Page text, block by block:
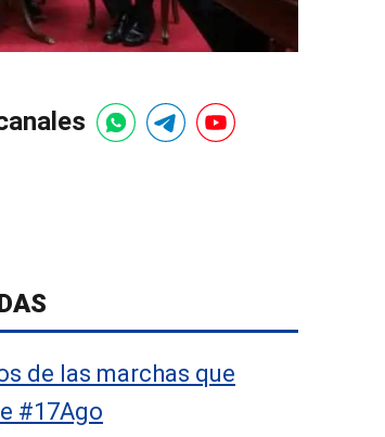
de las marchas que
#17Ago